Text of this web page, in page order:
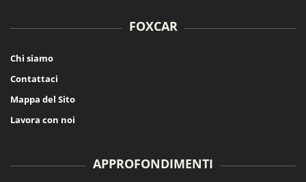
FOXCAR
Chi siamo
Contattaci
Mappa del Sito
Lavora con noi
APPROFONDIMENTI